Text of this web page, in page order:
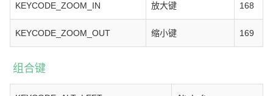
KEYCODE_ZOOM_IN 放大键 168
KEYCODE_ZOOM_OUT 缩小键 169
组合键